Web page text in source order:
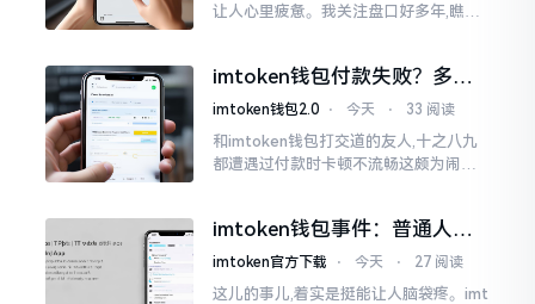
让人心里疲惫。我关注盘口好多年,瞧见
判断。
imtoken钱包付款失败？多半
是这几个原因闹的
imtoken钱包2.0 ⋅ 今天 ⋅ 33 阅读
和imtoken钱包打交道的友人,十之八九
都遭遇过付款时卡顿不流畅这颇为闹心
急得连连跺脚。实际上讲
imtoken钱包事件：普通人该
咋办？
imtoken官方下载 ⋅ 今天 ⋅ 27 阅读
这儿的事儿,着实是挺能让人脑袋疼。imt